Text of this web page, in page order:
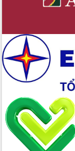
Ứng dụng sinh trắc học -
trong hành trình chuyển
Đắk Lắk nâng cao hiệu quả
Đảng từ Sổ tay đảng
Đắk Lắk đẩy mạnh nuôi
nghệ, hướng tới phát
bền vững
Tập huấn nâng cao năng
chuyển đổi số cho cán bộ,
cấp xã
Đắk Lắk phát động
Quyền của người tiêu
2026